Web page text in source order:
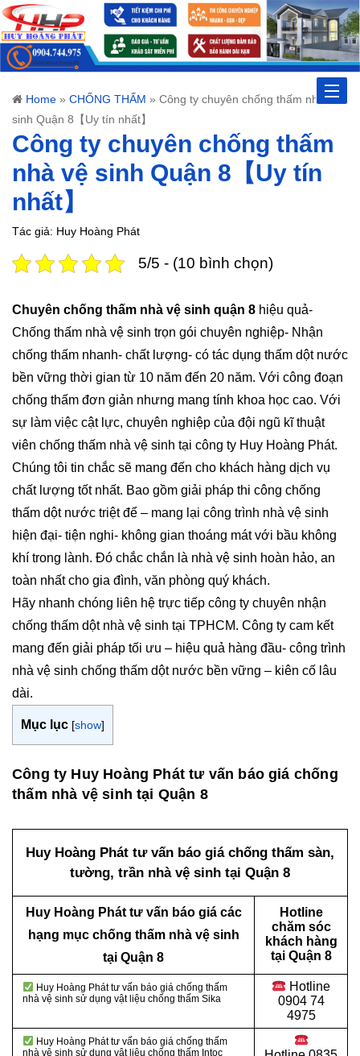
Toggle
Home » CHỐNG THẤM » Công ty chuyên chống thấm nhà vệ
sinh Quận 8【Uy tín nhất】
Công ty chuyên chống thấm
nhà vệ sinh Quận 8【Uy tín
nhất】
Tác giả: Huy Hoàng Phát
5/5 - (10 bình chọn)
Chuyên chống thấm nhà vệ sinh quận 8 hiệu quả-
Chống thấm nhà vệ sinh trọn gói chuyên nghiệp- Nhận
chống thấm nhanh- chất lượng- có tác dụng thấm dột nước
bền vững thời gian từ 10 năm đến 20 năm. Với công đoạn
chống thấm đơn giản nhưng mang tính khoa học cao. Với
sự làm việc cật lực, chuyên nghiệp của đội ngũ kĩ thuật
viên chống thấm nhà vệ sinh tại công ty Huy Hoàng Phát.
Chúng tôi tin chắc sẽ mang đến cho khách hàng dịch vụ
chất lượng tốt nhất. Bao gồm giải pháp thi công chống
thấm dột nước triệt để – mang lại công trình nhà vệ sinh
hiện đại- tiện nghi- không gian thoáng mát với bầu không
khí trong lành. Đó chắc chắn là nhà vệ sinh hoàn hảo, an
toàn nhất cho gia đình, văn phòng quý khách.
Hãy nhanh chóng liên hệ trực tiếp công ty chuyên nhận
chống thấm dột nhà vệ sinh tại TPHCM. Công ty cam kết
mang đến giải pháp tối ưu – hiệu quả hàng đầu- công trình
nhà vệ sinh chống thấm dột nước bền vững – kiên cố lâu
dài.
Mục lục [show]
Công ty Huy Hoàng Phát tư vấn báo giá chống
thấm nhà vệ sinh tại Quận 8
Huy Hoàng Phát tư vấn báo giá chống thấm sàn,
tường, trần nhà vệ sinh tại Quận 8
Huy Hoàng Phát tư vấn báo giá các
hạng mục chống thấm nhà vệ sinh
tại Quận 8
Hotline
chăm sóc
khách hàng
tại Quận 8
Huy Hoàng Phát tư vấn báo giá chống thấm
nhà vệ sinh sử dụng vật liệu chống thấm Sika
Hotline
0904 74
4975
Huy Hoàng Phát tư vấn báo giá chống thấm
nhà vệ sinh sử dụng vật liệu chống thấm Intoc